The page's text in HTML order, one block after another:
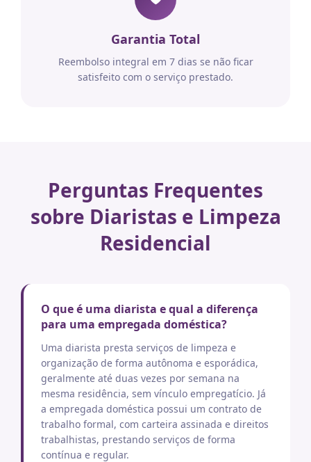
Garantia Total
Reembolso integral em 7 dias se não ficar
satisfeito com o serviço prestado.
Perguntas Frequentes
sobre Diaristas e Limpeza
Residencial
O que é uma diarista e qual a diferença
para uma empregada doméstica?
Uma diarista presta serviços de limpeza e
organização de forma autônoma e esporádica,
geralmente até duas vezes por semana na
mesma residência, sem vínculo empregatício. Já
a empregada doméstica possui um contrato de
trabalho formal, com carteira assinada e direitos
trabalhistas, prestando serviços de forma
contínua e regular.